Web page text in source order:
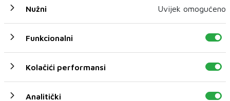
Nužni Uvijek omogućeno
Funkcionalni
Kolačići performansi
Analitički